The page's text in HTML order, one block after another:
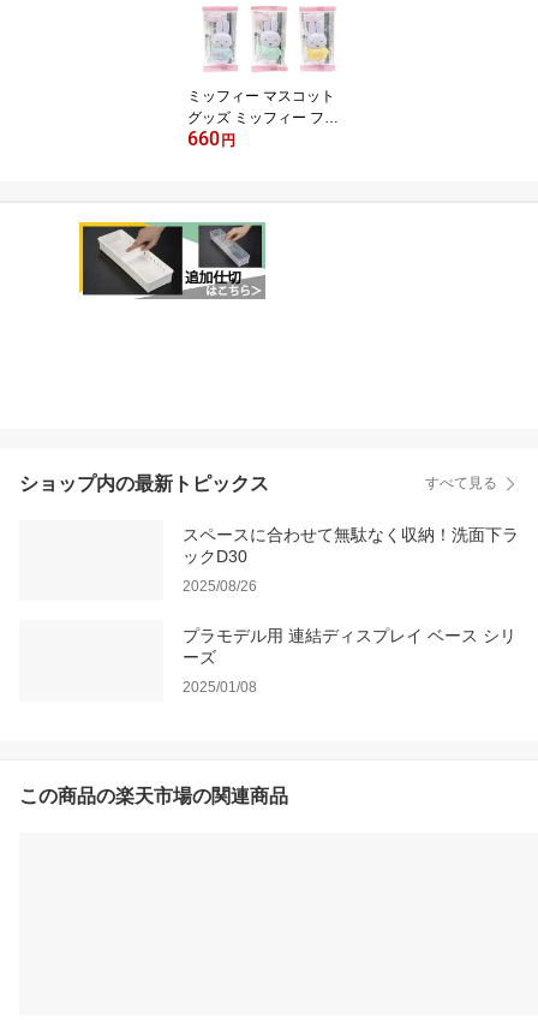
ミッフィー マスコット
グッズ ミッフィー フラ
ットポケッツ パステル
函可】
660円
ショップ内の最新トピックス すべて見る
スペースに合わせて無駄なく収納！洗面下ラ
ックD30
2025/08/26
プラモデル用 連結ディスプレイ ベース シリ
ーズ
2025/01/08
この商品の楽天市場の関連商品